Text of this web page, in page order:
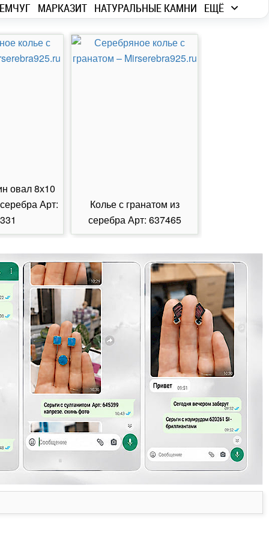
МАРКАЗИТ НАТУРАЛЬНЫЕ КАМНИ ЕЩЁ
овал 8х10
Арт:
Колье с гранатом из
серебра Арт: 637465